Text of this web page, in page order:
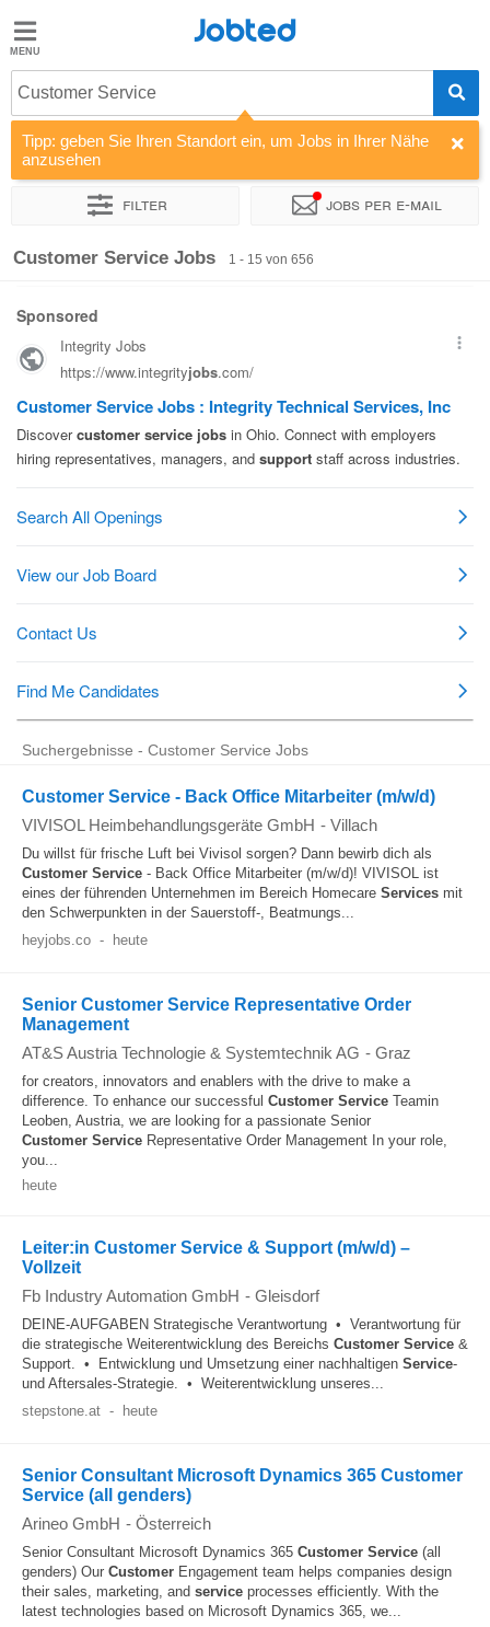
Jobted
Jobs
Gehalt
Jobted
Customer Service
Tipp: geben Sie Ihren Standort ein, um Jobs in Ihrer Nähe
anzusehen
Filter Jobs per e-mail
Sortieren nach Unternehmen Personaldienstleister
Customer Service Jobs 1 - 15 von 656
Suchergebnisse - Customer Service Jobs
Customer Service - Back Office Mitarbeiter (m/w/d)
VIVISOL Heimbehandlungsgeräte GmbH - Villach
Du willst für frische Luft bei Vivisol sorgen? Dann bewirb dich als
Customer Service - Back Office Mitarbeiter (m/w/d)! VIVISOL ist
eines der führenden Unternehmen im Bereich Homecare Services mit
den Schwerpunkten in der Sauerstoff-, Beatmungs...
heyjobs.co - heute
Senior Customer Service Representative Order
Management
AT&S Austria Technologie & Systemtechnik AG - Graz
for creators, innovators and enablers with the drive to make a
difference. To enhance our successful Customer Service Teamin
Leoben, Austria, we are looking for a passionate Senior
Customer Service Representative Order Management In your role,
you...
heute
Leiter:in Customer Service & Support (m/w/d) –
Vollzeit
Fb Industry Automation GmbH - Gleisdorf
DEINE-AUFGABEN Strategische Verantwortung • Verantwortung für
die strategische Weiterentwicklung des Bereichs Customer Service &
Support. • Entwicklung und Umsetzung einer nachhaltigen Service-
und Aftersales-Strategie. • Weiterentwicklung unseres...
stepstone.at - heute
Senior Consultant Microsoft Dynamics 365 Customer
Service (all genders)
Arineo GmbH - Österreich
Senior Consultant Microsoft Dynamics 365 Customer Service (all
genders) Our Customer Engagement team helps companies design
their sales, marketing, and service processes efficiently. With the
latest technologies based on Microsoft Dynamics 365, we...